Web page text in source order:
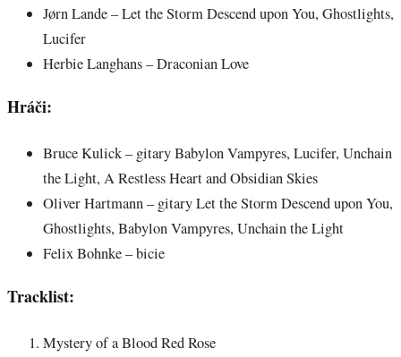
Jørn Lande – Let the Storm Descend upon You, Ghostlights,
Lucifer
Herbie Langhans – Draconian Love
Hráči:
Bruce Kulick – gitary Babylon Vampyres, Lucifer, Unchain
the Light, A Restless Heart and Obsidian Skies
Oliver Hartmann – gitary Let the Storm Descend upon You,
Ghostlights, Babylon Vampyres, Unchain the Light
Felix Bohnke – bicie
Tracklist:
Mystery of a Blood Red Rose